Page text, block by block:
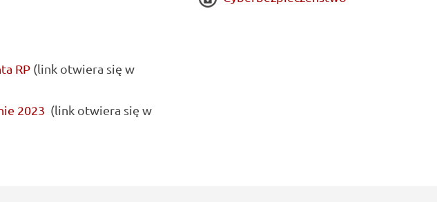
RP(link otwiera się w
2023 (link otwiera się w